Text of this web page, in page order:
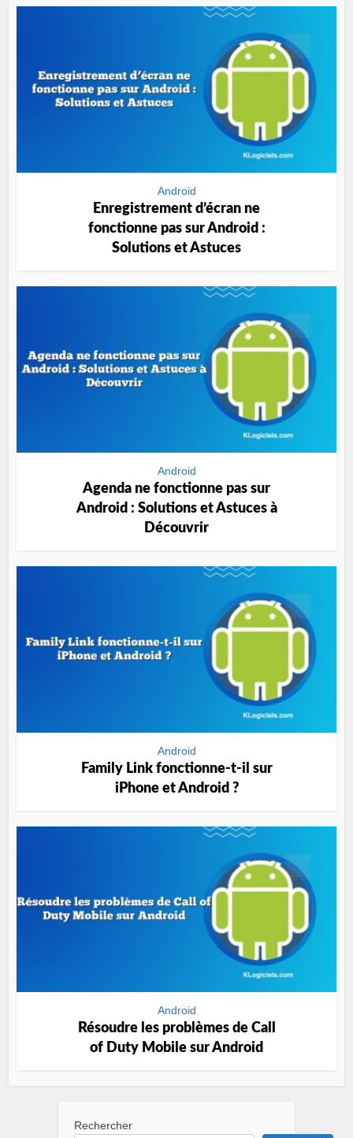
Android
Enregistrement d’écran ne
fonctionne pas sur Android :
Solutions et Astuces
Android
Agenda ne fonctionne pas sur
Android : Solutions et Astuces à
Découvrir
Android
Family Link fonctionne-t-il sur
iPhone et Android ?
Android
Résoudre les problèmes de Call
of Duty Mobile sur Android
Rechercher